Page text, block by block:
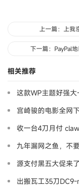
上一篇：上
下一篇：PayPal
相关推荐
这款WP主题好强
宫崎骏的电影全网
收一台4刀月付
九年漏网之鱼，不
源支付黑五大促来
出搬瓦工35刀